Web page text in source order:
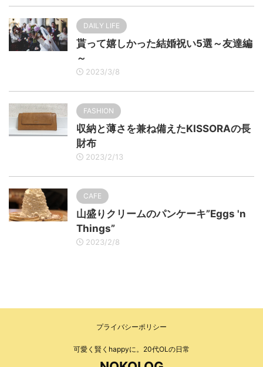
DAILY LIFE
貰って嬉しかった結婚祝い5選～友達編
～
2023/3/8
FASHION
収納と薄さを兼ね備えたKISSORAの長
財布
2023/2/13
CAFE
山盛りクリームのパンケーキ”Eggs 'n
Things”
2023/2/8
プライバシーポリシー
可愛く賢くhappyに。20代OLの日常